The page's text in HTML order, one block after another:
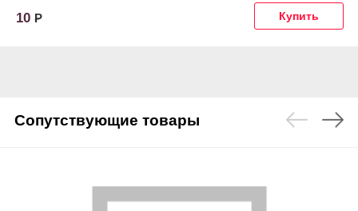
10 Р
Сопутствующие товары